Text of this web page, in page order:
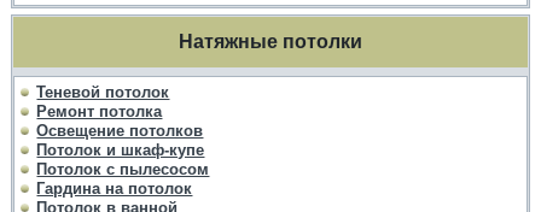
Натяжные потолки
Теневой потолок
Ремонт потолка
Освещение потолков
Потолок и шкаф-купе
Потолок с пылесосом
Гардина на потолок
Потолок в ванной